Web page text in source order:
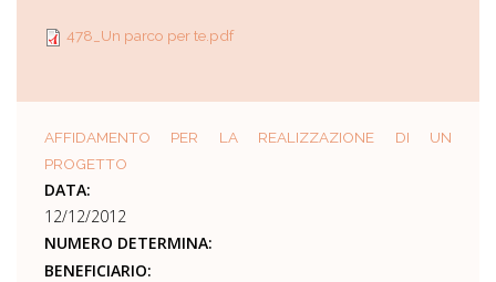
478_Un parco per te.pdf
AFFIDAMENTO PER LA REALIZZAZIONE DI UN
PROGETTO
DATA:
12/12/2012
NUMERO DETERMINA:
BENEFICIARIO: